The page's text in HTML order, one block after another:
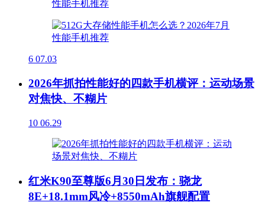
6 07.03
2026年抓拍性能好的四款手机横评：运动场景
对焦快、不糊片
10 06.29
红米K90至尊版6月30日发布：骁龙
8E+18.1mm风冷+8550mAh旗舰配置